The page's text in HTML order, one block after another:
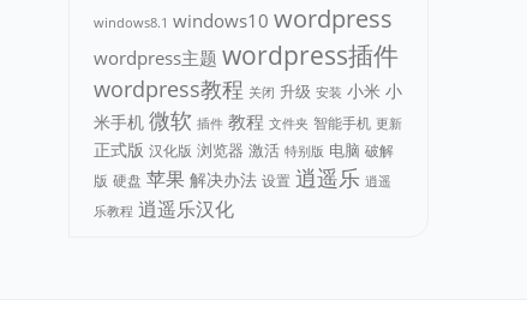
windows8.1 windows10 wordpress
wordpress主题 wordpress插件
wordpress教程 关闭 升级 安装 小米 小
米手机 微软 插件 教程 文件夹 智能手机 更新
正式版 汉化版 浏览器 激活 特别版 电脑 破解
版 硬盘 苹果 解决办法 设置 逍遥乐 逍遥
乐教程 逍遥乐汉化